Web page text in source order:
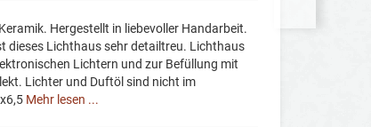
Hergestellt in liebevoller Handarbeit.
dieses Lichthaus sehr detailtreu. Lichthaus
Lichtern und zur Befüllung mit
Lichter und Duftöl sind nicht im
Mehr lesen ...